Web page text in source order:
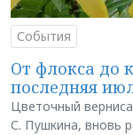
События
От флокса до
последняя
Цветочный
С. Пушкина, вновь